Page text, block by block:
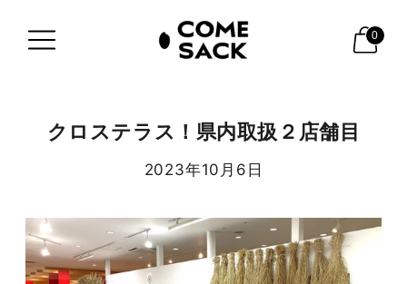
0
クロステラス！県内取扱２店舗目
2023年10月6日